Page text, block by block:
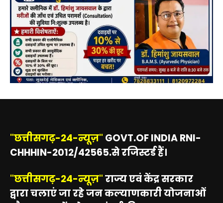
"छत्तीसगढ़-24-न्यूज़" GOVT.OF INDIA RNI-
CHHHIN-2012/42565.से रजिस्टर्ड हैं।
"छत्तीसगढ़-24-न्यूज़"राज्य एवं केंद्र सरकार
द्वारा चलाएं जा रहे जन कल्याणकारी योजनाओं